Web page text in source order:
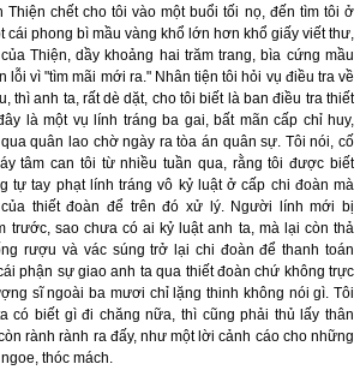
chết cho tôi vào một buổi tối nọ, đến tìm tôi ở
cái phong bì mầu vàng khổ lớn hơn khổ giấy viết thư,
Thiện, dầy khoảng hai trăm trang, bìa cứng mầu
lỗi vì "tìm mãi mới ra." Nhân tiện tôi hỏi vụ điều tra về
thì anh ta, rất dè dặt, cho tôi biết là ban điều tra thiết
là một vụ lính tráng ba gai, bất mãn cấp chỉ huy,
quân lao chờ ngày ra tòa án quân sự. Tôi nói, cố
tâm can tôi từ nhiều tuần qua, rằng tôi được biết
tự tay phạt lính tráng vô kỷ luật ở cấp chi đoàn mà
thiết đoàn để trên đó xử lý. Người lính mới bị
trước, sao chưa có ai kỷ luật anh ta, mà lại còn thả
rượu và vác súng trở lại chi đoàn để thanh toán
phận sự giao anh ta qua thiết đoàn chứ không trực
sĩ ngoài ba mươi chỉ lặng thinh không nói gì. Tôi
có biết gì đi chăng nữa, thì cũng phải thủ lấy thân
rành rành ra đấy, như một lời cảnh cáo cho những
thóc mách.